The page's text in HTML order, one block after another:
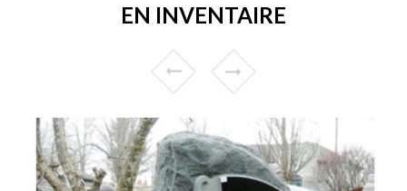
EN INVENTAIRE